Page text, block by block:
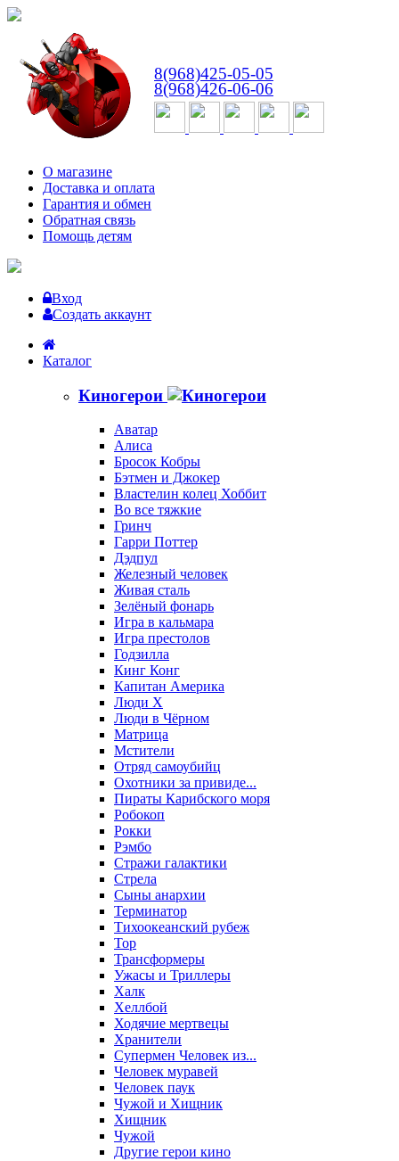
8(968)425-05-05
8(968)426-06-06
О магазине
Доставка и оплата
Гарантия и обмен
Обратная связь
Помощь детям
Вход
Создать аккаунт
Каталог
Киногерои
Аватар
Алиса
Бросок Кобры
Бэтмен и Джокер
Властелин колец Хоббит
Во все тяжкие
Гринч
Гарри Поттер
Дэдпул
Железный человек
Живая сталь
Зелёный фонарь
Игра в кальмара
Игра престолов
Годзилла
Кинг Конг
Капитан Америка
Люди X
Люди в Чёрном
Матрица
Мстители
Отряд самоубийц
Охотники за привиде...
Пираты Карибского моря
Робокоп
Рокки
Рэмбо
Стражи галактики
Стрела
Сыны анархии
Терминатор
Тихоокеанский рубеж
Тор
Трансформеры
Ужасы и Триллеры
Халк
Хеллбой
Ходячие мертвецы
Хранители
Супермен Человек из...
Человек муравей
Человек паук
Чужой и Хищник
Хищник
Чужой
Другие герои кино